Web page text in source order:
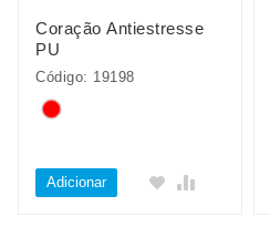
Coração Antiestresse
PU
Código: 19198
Adicionar